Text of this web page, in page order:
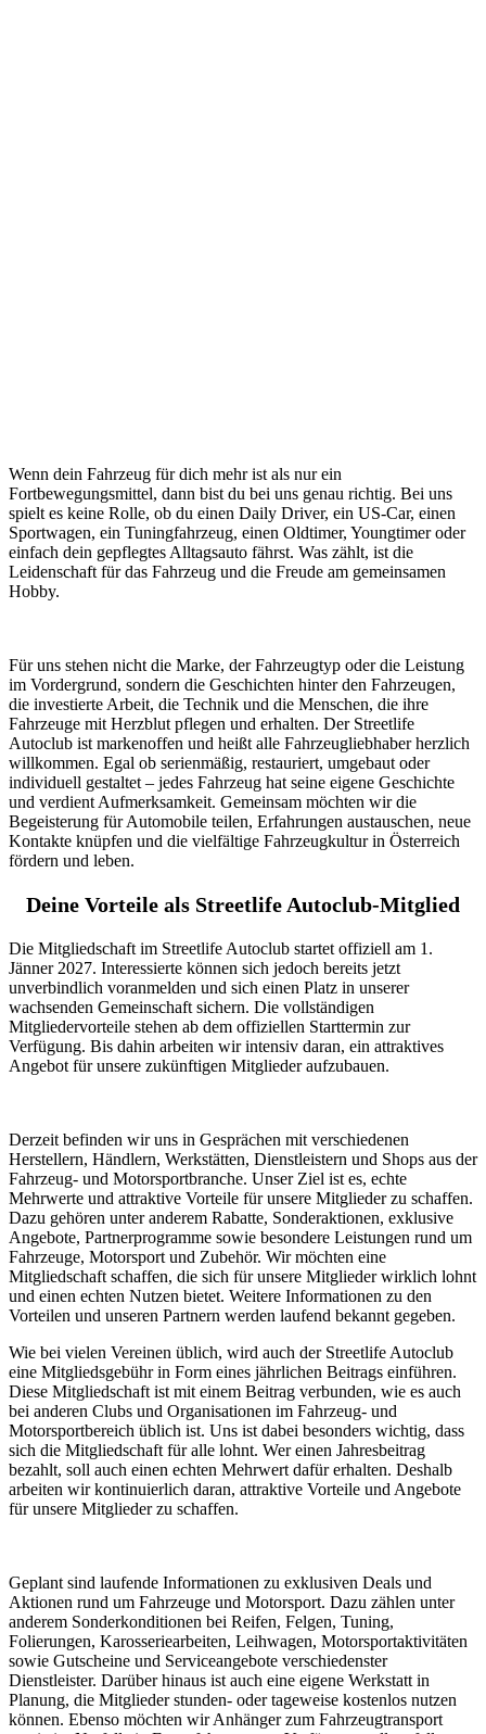
Wenn dein Fahrzeug für dich mehr ist als nur ein
Fortbewegungsmittel, dann bist du bei uns genau richtig. Bei uns
spielt es keine Rolle, ob du einen Daily Driver, ein US-Car, einen
Sportwagen, ein Tuningfahrzeug, einen Oldtimer, Youngtimer oder
einfach dein gepflegtes Alltagsauto fährst. Was zählt, ist die
Leidenschaft für das Fahrzeug und die Freude am gemeinsamen
Hobby.
Für uns stehen nicht die Marke, der Fahrzeugtyp oder die Leistung
im Vordergrund, sondern die Geschichten hinter den Fahrzeugen,
die investierte Arbeit, die Technik und die Menschen, die ihre
Fahrzeuge mit Herzblut pflegen und erhalten. Der Streetlife
Autoclub ist markenoffen und heißt alle Fahrzeugliebhaber herzlich
willkommen. Egal ob serienmäßig, restauriert, umgebaut oder
individuell gestaltet – jedes Fahrzeug hat seine eigene Geschichte
und verdient Aufmerksamkeit. Gemeinsam möchten wir die
Begeisterung für Automobile teilen, Erfahrungen austauschen, neue
Kontakte knüpfen und die vielfältige Fahrzeugkultur in Österreich
fördern und leben.
Deine Vorteile als Streetlife Autoclub-Mitglied
Die Mitgliedschaft im Streetlife Autoclub startet offiziell am 1.
Jänner 2027. Interessierte können sich jedoch bereits jetzt
unverbindlich voranmelden und sich einen Platz in unserer
wachsenden Gemeinschaft sichern. Die vollständigen
Mitgliedervorteile stehen ab dem offiziellen Starttermin zur
Verfügung. Bis dahin arbeiten wir intensiv daran, ein attraktives
Angebot für unsere zukünftigen Mitglieder aufzubauen.
Derzeit befinden wir uns in Gesprächen mit verschiedenen
Herstellern, Händlern, Werkstätten, Dienstleistern und Shops aus der
Fahrzeug- und Motorsportbranche. Unser Ziel ist es, echte
Mehrwerte und attraktive Vorteile für unsere Mitglieder zu schaffen.
Dazu gehören unter anderem Rabatte, Sonderaktionen, exklusive
Angebote, Partnerprogramme sowie besondere Leistungen rund um
Fahrzeuge, Motorsport und Zubehör. Wir möchten eine
Mitgliedschaft schaffen, die sich für unsere Mitglieder wirklich lohnt
und einen echten Nutzen bietet. Weitere Informationen zu den
Vorteilen und unseren Partnern werden laufend bekannt gegeben.
Wie bei vielen Vereinen üblich, wird auch der Streetlife Autoclub
eine Mitgliedsgebühr in Form eines jährlichen Beitrags einführen.
Diese Mitgliedschaft ist mit einem Beitrag verbunden, wie es auch
bei anderen Clubs und Organisationen im Fahrzeug- und
Motorsportbereich üblich ist. Uns ist dabei besonders wichtig, dass
sich die Mitgliedschaft für alle lohnt. Wer einen Jahresbeitrag
bezahlt, soll auch einen echten Mehrwert dafür erhalten. Deshalb
arbeiten wir kontinuierlich daran, attraktive Vorteile und Angebote
für unsere Mitglieder zu schaffen.
Geplant sind laufende Informationen zu exklusiven Deals und
Aktionen rund um Fahrzeuge und Motorsport. Dazu zählen unter
anderem Sonderkonditionen bei Reifen, Felgen, Tuning,
Folierungen, Karosseriearbeiten, Leihwagen, Motorsportaktivitäten
sowie Gutscheine und Serviceangebote verschiedenster
Dienstleister. Darüber hinaus ist auch eine eigene Werkstatt in
Planung, die Mitglieder stunden- oder tageweise kostenlos nutzen
können. Ebenso möchten wir Anhänger zum Fahrzeugtransport